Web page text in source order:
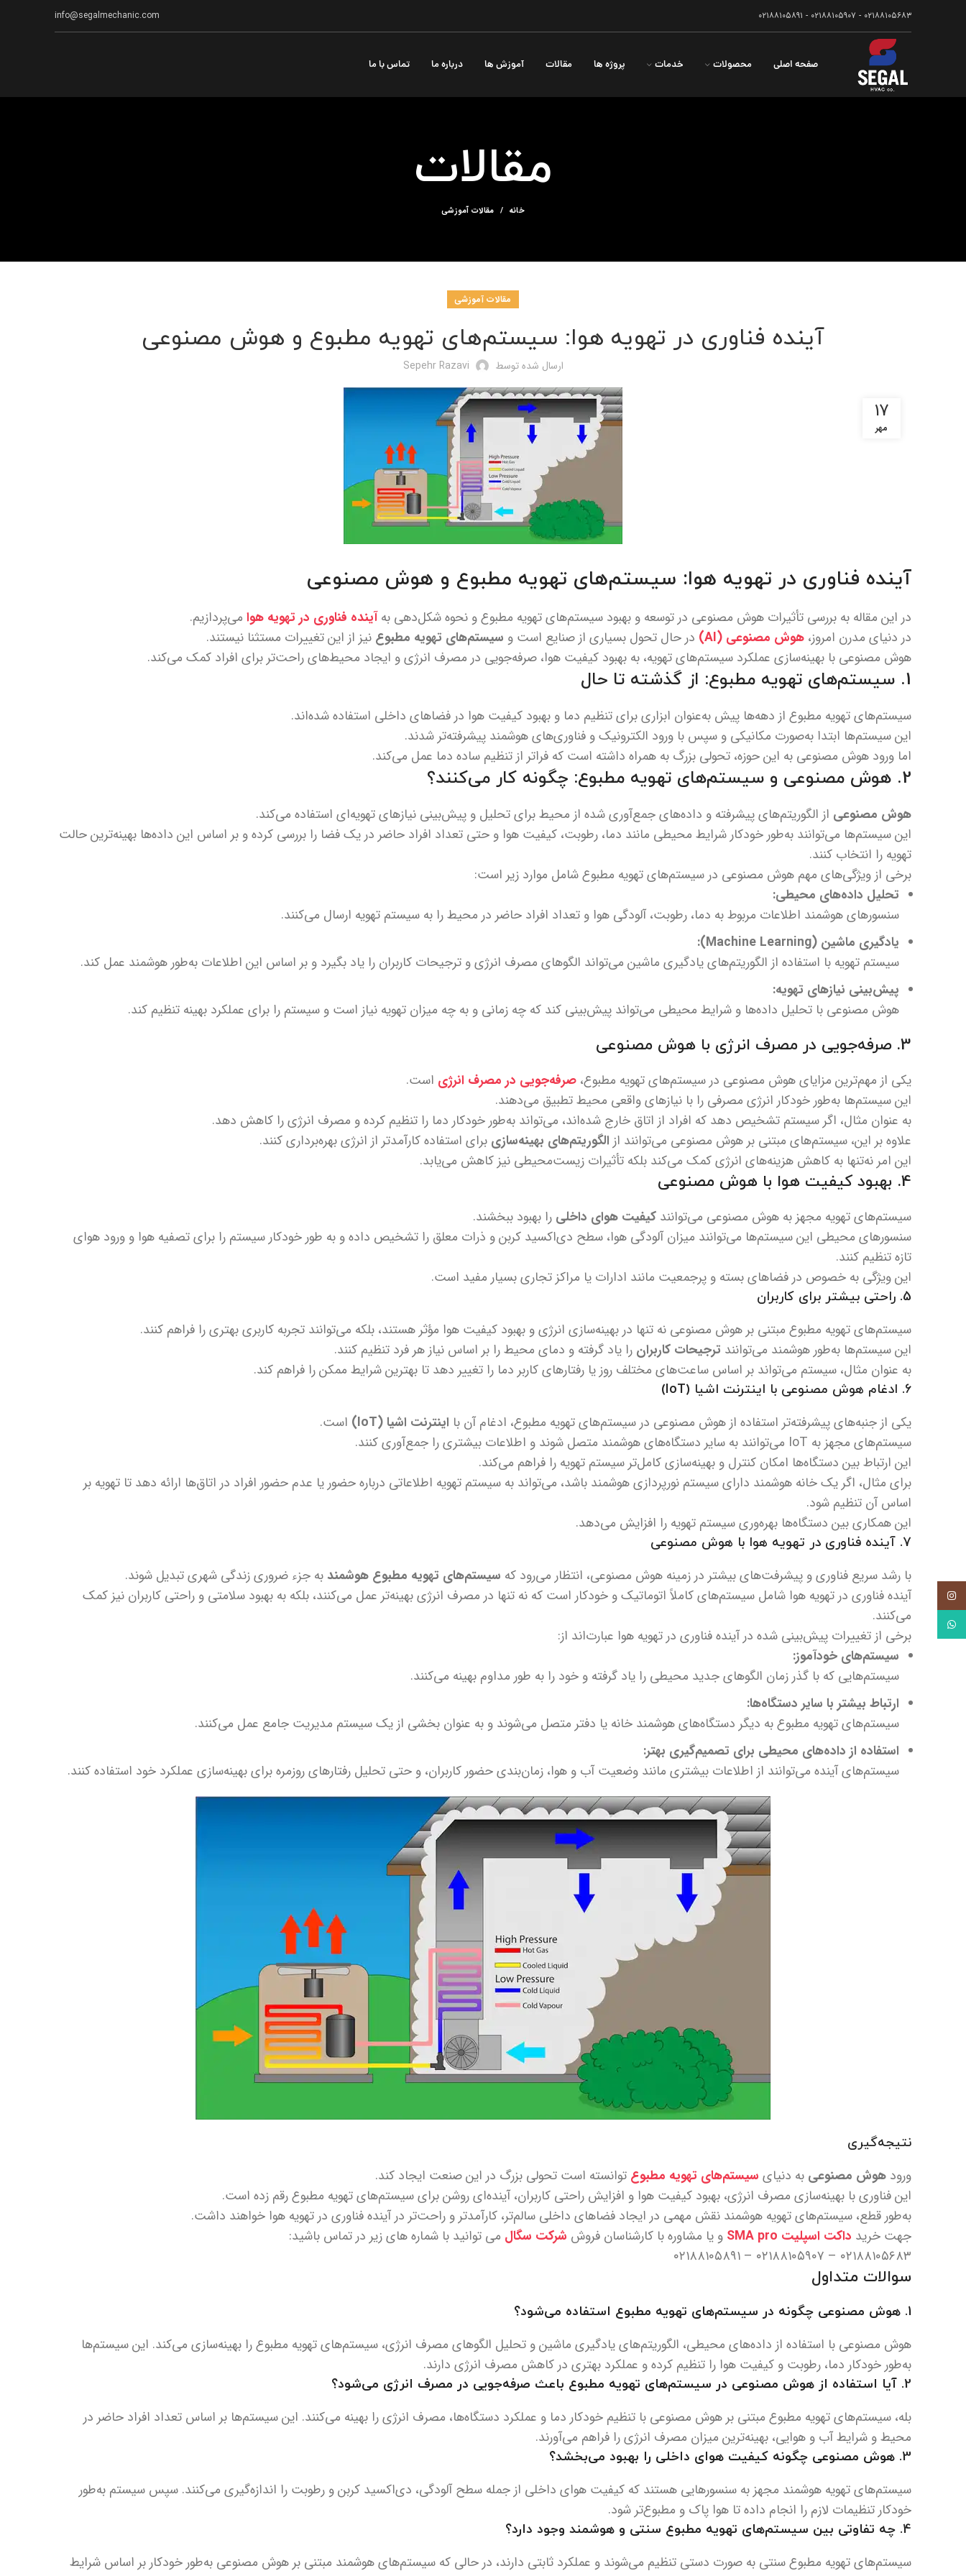
۰۲۱۸۸۱۰۵۶۸۳ - ۰۲۱۸۸۱۰۵۹۰۷ - ۰۲۱۸۸۱۰۵۸۹۱ info@segalmechanic.com
صفحه اصلی محصولات خدمات پروژه ها مقالات آموزش ها درباره ما تماس با ما
مقالات
خانه مقالات آموزشی
مقالات آموزشی
آینده فناوری در تهویه هوا: سیستم‌های تهویه مطبوع و هوش مصنوعی
ارسال شده توسط Sepehr Razavi
17
مهر
آینده فناوری در تهویه هوا: سیستم‌های تهویه مطبوع و هوش مصنوعی
در این مقاله به بررسی تأثیرات هوش مصنوعی در توسعه و بهبود سیستم‌های تهویه مطبوع و نحوه شکل‌دهی بهآینده فناوری در تهویه هوا می‌پردازیم.
در دنیای مدرن امروز، هوش مصنوعی (AI) در حال تحول بسیاری از صنایع است و سیستم‌های تهویه مطبوع نیز از این تغییرات مستثنا نیستند.
هوش مصنوعی با بهینه‌سازی عملکرد سیستم‌های تهویه، به بهبود کیفیت هوا، صرفه‌جویی در مصرف انرژی و ایجاد محیط‌های راحت‌تر برای افراد کمک می‌کند.
1. سیستم‌های تهویه مطبوع: از گذشته تا حال
سیستم‌های تهویه مطبوع از دهه‌ها پیش به‌عنوان ابزاری برای تنظیم دما و بهبود کیفیت هوا در فضاهای داخلی استفاده شده‌اند.
این سیستم‌ها ابتدا به‌صورت مکانیکی و سپس با ورود الکترونیک و فناوری‌های هوشمند پیشرفته‌تر شدند.
اما ورود هوش مصنوعی به این حوزه، تحولی بزرگ به همراه داشته است که فراتر از تنظیم ساده دما عمل می‌کند.
2. هوش مصنوعی و سیستم‌های تهویه مطبوع: چگونه کار می‌کنند؟
هوش مصنوعی از الگوریتم‌های پیشرفته و داده‌های جمع‌آوری شده از محیط برای تحلیل و پیش‌بینی نیازهای تهویه‌ای استفاده می‌کند.
این سیستم‌ها می‌توانند به‌طور خودکار شرایط محیطی مانند دما، رطوبت، کیفیت هوا و حتی تعداد افراد حاضر در یک فضا را بررسی کرده و بر اساس این داده‌ها بهینه‌ترین حالت
تهویه را انتخاب کنند.
برخی از ویژگی‌های مهم هوش مصنوعی در سیستم‌های تهویه مطبوع شامل موارد زیر است:
تحلیل داده‌های محیطی:
سنسورهای هوشمند اطلاعات مربوط به دما، رطوبت، آلودگی هوا و تعداد افراد حاضر در محیط را به سیستم تهویه ارسال می‌کنند.
یادگیری ماشین (Machine Learning):
سیستم تهویه با استفاده از الگوریتم‌های یادگیری ماشین می‌تواند الگوهای مصرف انرژی و ترجیحات کاربران را یاد بگیرد و بر اساس این اطلاعات به‌طور هوشمند عمل کند.
پیش‌بینی نیازهای تهویه:
هوش مصنوعی با تحلیل داده‌ها و شرایط محیطی می‌تواند پیش‌بینی کند که چه زمانی و به چه میزان تهویه نیاز است و سیستم را برای عملکرد بهینه تنظیم کند.
3. صرفه‌جویی در مصرف انرژی با هوش مصنوعی
یکی از مهم‌ترین مزایای هوش مصنوعی در سیستم‌های تهویه مطبوع، صرفه‌جویی در مصرف انرژی است.
این سیستم‌ها به‌طور خودکار انرژی مصرفی را با نیازهای واقعی محیط تطبیق می‌دهند.
به عنوان مثال، اگر سیستم تشخیص دهد که افراد از اتاق خارج شده‌اند، می‌تواند به‌طور خودکار دما را تنظیم کرده و مصرف انرژی را کاهش دهد.
علاوه بر این، سیستم‌های مبتنی بر هوش مصنوعی می‌توانند از الگوریتم‌های بهینه‌سازی برای استفاده کارآمدتر از انرژی بهره‌برداری کنند.
این امر نه‌تنها به کاهش هزینه‌های انرژی کمک می‌کند بلکه تأثیرات زیست‌محیطی نیز کاهش می‌یابد.
4. بهبود کیفیت هوا با هوش مصنوعی
سیستم‌های تهویه مجهز به هوش مصنوعی می‌توانند کیفیت هوای داخلی را بهبود ببخشند.
سنسورهای محیطی این سیستم‌ها می‌توانند میزان آلودگی هوا، سطح دی‌اکسید کربن و ذرات معلق را تشخیص داده و به طور خودکار سیستم را برای تصفیه هوا و ورود هوای
تازه تنظیم کنند.
این ویژگی به خصوص در فضاهای بسته و پرجمعیت مانند ادارات یا مراکز تجاری بسیار مفید است.
5. راحتی بیشتر برای کاربران
سیستم‌های تهویه مطبوع مبتنی بر هوش مصنوعی نه تنها در بهینه‌سازی انرژی و بهبود کیفیت هوا مؤثر هستند، بلکه می‌توانند تجربه کاربری بهتری را فراهم کنند.
این سیستم‌ها به‌طور هوشمند می‌توانند ترجیحات کاربران را یاد گرفته و دمای محیط را بر اساس نیاز هر فرد تنظیم کنند.
به عنوان مثال، سیستم می‌تواند بر اساس ساعت‌های مختلف روز یا رفتارهای کاربر دما را تغییر دهد تا بهترین شرایط ممکن را فراهم کند.
6. ادغام هوش مصنوعی با اینترنت اشیا (IoT)
یکی از جنبه‌های پیشرفته‌تر استفاده از هوش مصنوعی در سیستم‌های تهویه مطبوع، ادغام آن با اینترنت اشیا (IoT)
است.
سیستم‌های مجهز به IoT می‌توانند به سایر دستگاه‌های هوشمند متصل شوند و اطلاعات بیشتری را جمع‌آوری کنند.
این ارتباط بین دستگاه‌ها امکان کنترل و بهینه‌سازی کامل‌تر سیستم تهویه را فراهم می‌کند.
برای مثال، اگر یک خانه هوشمند دارای سیستم نورپردازی هوشمند باشد، می‌تواند به سیستم تهویه اطلاعاتی درباره حضور یا عدم حضور افراد در اتاق‌ها ارائه دهد تا تهویه بر
اساس آن تنظیم شود.
این همکاری بین دستگاه‌ها بهره‌وری سیستم تهویه را افزایش می‌دهد.
7. آینده فناوری در تهویه هوا با هوش مصنوعی
با رشد سریع فناوری و پیشرفت‌های بیشتر در زمینه هوش مصنوعی، انتظار می‌رود که سیستم‌های تهویه مطبوع هوشمندبه جزء ضروری زندگی شهری تبدیل شوند.
آینده فناوری در تهویه هوا شامل سیستم‌های کاملاً اتوماتیک و خودکار است که نه تنها در مصرف انرژی بهینه‌تر عمل می‌کنند، بلکه به بهبود سلامتی و راحتی کاربران نیز کمک
می‌کنند.
برخی از تغییرات پیش‌بینی شده در آینده فناوری در تهویه هوا عبارت‌اند از:
سیستم‌های خودآموز:
سیستم‌هایی که با گذر زمان الگوهای جدید محیطی را یاد گرفته و خود را به طور مداوم بهینه می‌کنند.
ارتباط بیشتر با سایر دستگاه‌ها:
سیستم‌های تهویه مطبوع به دیگر دستگاه‌های هوشمند خانه یا دفتر متصل می‌شوند و به عنوان بخشی از یک سیستم مدیریت جامع عمل می‌کنند.
استفاده از داده‌های محیطی برای تصمیم‌گیری بهتر:
سیستم‌های آینده می‌توانند از اطلاعات بیشتری مانند وضعیت آب و هوا، زمان‌بندی حضور کاربران، و حتی تحلیل رفتارهای روزمره برای بهینه‌سازی عملکرد خود استفاده کنند.
نتیجه‌گیری
ورود هوش مصنوعی به دنیای سیستم‌های تهویه مطبوع توانسته است تحولی بزرگ در این صنعت ایجاد کند.
این فناوری با بهینه‌سازی مصرف انرژی، بهبود کیفیت هوا و افزایش راحتی کاربران، آینده‌ای روشن برای سیستم‌های تهویه مطبوع رقم زده است.
به‌طور قطع، سیستم‌های تهویه هوشمند نقش مهمی در ایجاد فضاهای داخلی سالم‌تر، کارآمدتر و راحت‌تر در آینده فناوری در تهویه هوا خواهند داشت.
جهت خريد داکت اسپليت SMA pro و يا مشاوره با کارشناسان فروش شرکت سگال مي توانيد با شماره هاي زير در تماس باشيد:
۰۲۱۸۸۱۰۵۶۸۳ – ۰۲۱۸۸۱۰۵۹۰۷ – ۰۲۱۸۸۱۰۵۸۹۱
سوالات متداول
1. هوش مصنوعی چگونه در سیستم‌های تهویه مطبوع استفاده می‌شود؟
هوش مصنوعی با استفاده از داده‌های محیطی، الگوریتم‌های یادگیری ماشین و تحلیل الگوهای مصرف انرژی، سیستم‌های تهویه مطبوع را بهینه‌سازی می‌کند. این سیستم‌ها
به‌طور خودکار دما، رطوبت و کیفیت هوا را تنظیم کرده و عملکرد بهتری در کاهش مصرف انرژی دارند.
2. آیا استفاده از هوش مصنوعی در سیستم‌های تهویه مطبوع باعث صرفه‌جویی در مصرف انرژی می‌شود؟
بله، سیستم‌های تهویه مطبوع مبتنی بر هوش مصنوعی با تنظیم خودکار دما و عملکرد دستگاه‌ها، مصرف انرژی را بهینه می‌کنند. این سیستم‌ها بر اساس تعداد افراد حاضر در
محیط و شرایط آب و هوایی، بهینه‌ترین میزان مصرف انرژی را فراهم می‌آورند.
3. هوش مصنوعی چگونه کیفیت هوای داخلی را بهبود می‌بخشد؟
سیستم‌های تهویه هوشمند مجهز به سنسورهایی هستند که کیفیت هوای داخلی از جمله سطح آلودگی، دی‌اکسید کربن و رطوبت را اندازه‌گیری می‌کنند. سپس سیستم به‌طور
خودکار تنظیمات لازم را انجام داده تا هوا پاک و مطبوع‌تر شود.
4. چه تفاوتی بین سیستم‌های تهویه مطبوع سنتی و هوشمند وجود دارد؟
سیستم‌های تهویه مطبوع سنتی به صورت دستی تنظیم می‌شوند و عملکرد ثابتی دارند، در حالی که سیستم‌های هوشمند مبتنی بر هوش مصنوعی به‌طور خودکار بر اساس شرایط
اینستاگرام
واتس آپ